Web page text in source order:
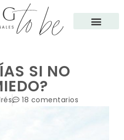
SI NO
18 comentarios